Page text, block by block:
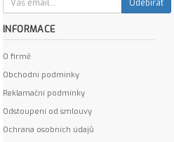
Odebírat
INFORMACE
O firmě
Obchodní podmínky
Reklamační podmínky
Odstoupení od smlouvy
Ochrana osobních údajů